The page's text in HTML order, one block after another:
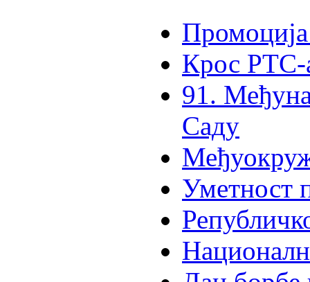
Крос РТС-
91.
Саду
Уметност